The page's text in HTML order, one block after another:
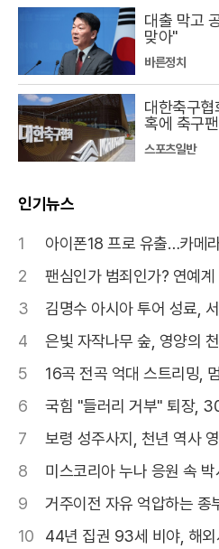
대출 막고
맞아"
바른정치
대한축구
혹에 축구팬
스포츠일반
인기뉴스
1
아이폰18 프로 유출…카메
2
팬심인가 범죄인가? 연예
3
김명수 아시아 투어 성료,
4
은빛 자작나무 숲, 영양의
5
16곡 전곡 억대 스트리밍,
6
국힘 "들러리 거부" 퇴장,
7
보령 성주사지, 천년 역사
8
미스코리아 누나 응원 속
9
거주이전 자유 억압하는 종
10
44년 집권 93세 비야, 해